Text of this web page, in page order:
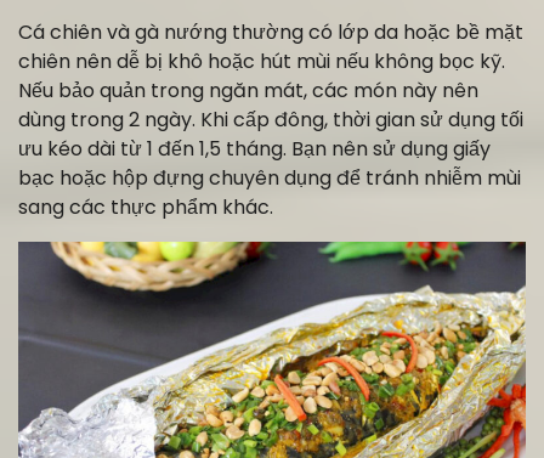
Cá chiên và gà nướng thường có lớp da hoặc bề mặt
chiên nên dễ bị khô hoặc hút mùi nếu không bọc kỹ.
Nếu bảo quản trong ngăn mát, các món này nên
dùng trong 2 ngày. Khi cấp đông, thời gian sử dụng tối
ưu kéo dài từ 1 đến 1,5 tháng. Bạn nên sử dụng giấy
bạc hoặc hộp đựng chuyên dụng để tránh nhiễm mùi
sang các thực phẩm khác.